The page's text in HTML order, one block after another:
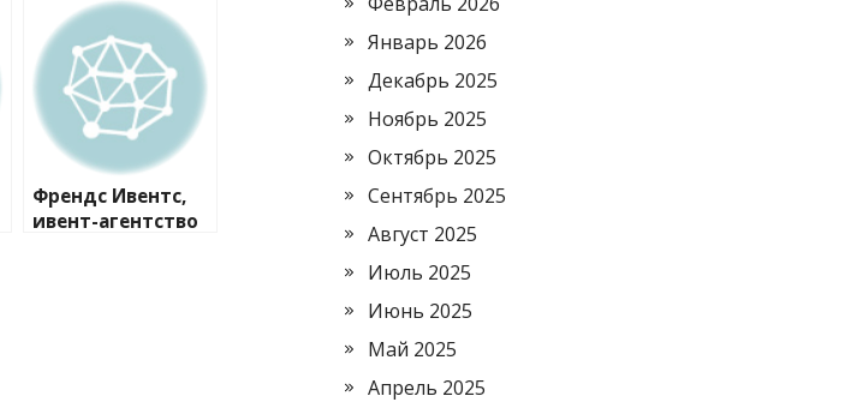
Френдс Ивентс,
ивент-агентство
Январь 2026
Декабрь 2025
Ноябрь 2025
Октябрь 2025
Сентябрь 2025
Август 2025
Июль 2025
Июнь 2025
Май 2025
Апрель 2025